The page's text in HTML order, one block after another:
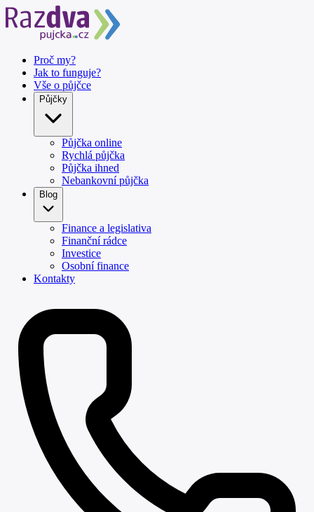
Proč my?
Jak to funguje?
Vše o půjčce
Půjčky
Půjčka online
Rychlá půjčka
Půjčka ihned
Nebankovní půjčka
Blog
Finance a legislativa
Finanční rádce
Investice
Osobní finance
Kontakty